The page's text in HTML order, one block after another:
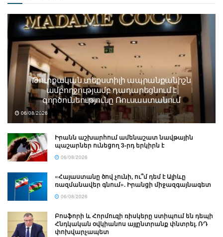
Թուրքական տեքստիլի ապրանքանիշն
ամբողջությամբ դադարեցնում է
գործունեությունը Ռուսաստանում
06/08/2026
Իրանն աշխարհում ամենաշատ նավթային
պաշարներ ունեցող 3-րդ երկիրն է
06/08/2026
«Հայաստանը ծով չունի, ու՞մ դեմ է Ալիևը
ռազմանավեր գնում». Իրանցի միջազգայնագետ
06/08/2026
Բոսֆորի և Հորմուզի ռիսկերը ստիպում են դեպի
Հնդկական օվկիանոս այլընտրանք փնտրել. ՌԴ
փոխվարչապետ